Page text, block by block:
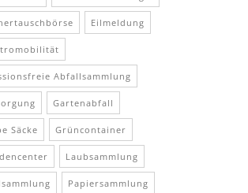
Eilmeldung
Abfallsammlung
Gartenabfall
Säcke Grüncontainer
Laubsammlung
Papiersammlung